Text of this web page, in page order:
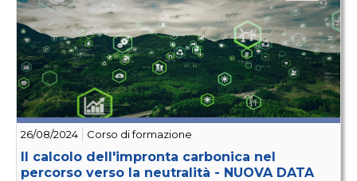
26/08/2024 Corso di formazione
Il calcolo dell'impronta carbonica nel
percorso verso la neutralità - NUOVA DATA